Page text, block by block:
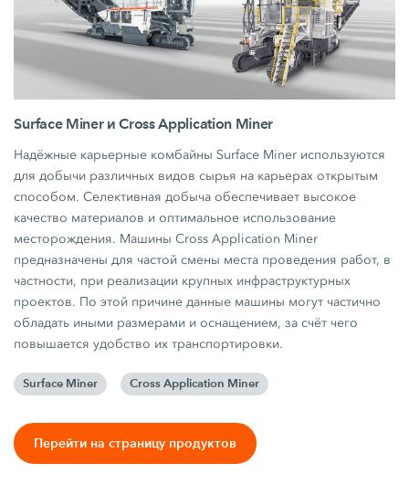
Surface Miner и Cross Application Miner
Надёжные карьерные комбайны Surface Miner используются
для добычи различных видов сырья на карьерах открытым
способом. Селективная добыча обеспечивает высокое
качество материалов и оптимальное использование
месторождения. Машины Cross Application Miner
предназначены для частой смены места проведения работ, в
частности, при реализации крупных инфраструктурных
проектов. По этой причине данные машины могут частично
обладать иными размерами и оснащением, за счёт чего
повышается удобство их транспортировки.
Surface Miner Cross Application Miner
Перейти на страницу продуктов